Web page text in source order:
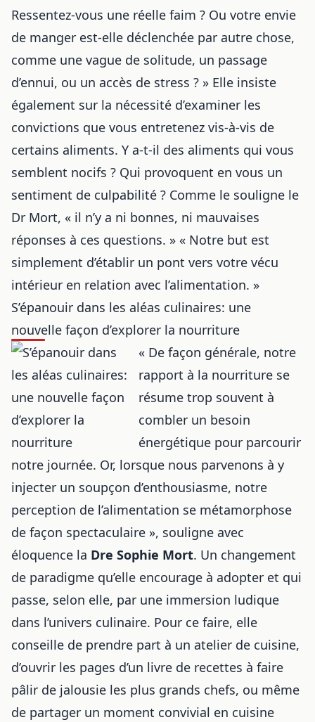
Ressentez-vous une réelle faim ? Ou votre envie
de manger est-elle déclenchée par autre chose,
comme une vague de solitude, un passage
d’ennui, ou un accès de stress ? » Elle insiste
également sur la nécessité d’examiner les
convictions que vous entretenez vis-à-vis de
certains aliments. Y a-t-il des aliments qui vous
semblent nocifs ? Qui provoquent en vous un
sentiment de culpabilité ? Comme le souligne le
Dr Mort, « il n’y a ni bonnes, ni mauvaises
réponses à ces questions. » « Notre but est
simplement d’établir un pont vers votre vécu
intérieur en relation avec l’alimentation. »
S’épanouir dans les aléas culinaires: une
nouvelle façon d’explorer la nourriture
« De façon générale, notre
rapport à la nourriture se
résume trop souvent à
combler un besoin
énergétique pour parcourir
notre journée. Or, lorsque nous parvenons à y
injecter un soupçon d’enthousiasme, notre
perception de l’alimentation se métamorphose
de façon spectaculaire », souligne avec
éloquence la Dre Sophie Mort. Un changement
de paradigme qu’elle encourage à adopter et qui
passe, selon elle, par une immersion ludique
dans l’univers culinaire. Pour ce faire, elle
conseille de prendre part à un atelier de cuisine,
d’ouvrir les pages d’un livre de recettes à faire
pâlir de jalousie les plus grands chefs, ou même
de partager un moment convivial en cuisine